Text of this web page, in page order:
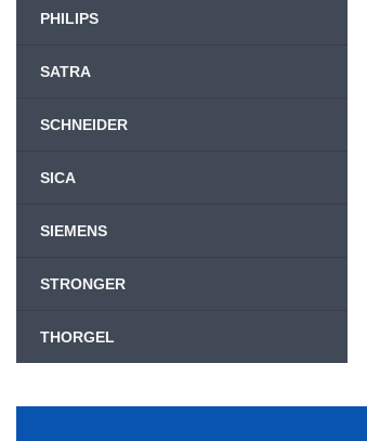
PHILIPS
SATRA
SCHNEIDER
SICA
SIEMENS
STRONGER
THORGEL